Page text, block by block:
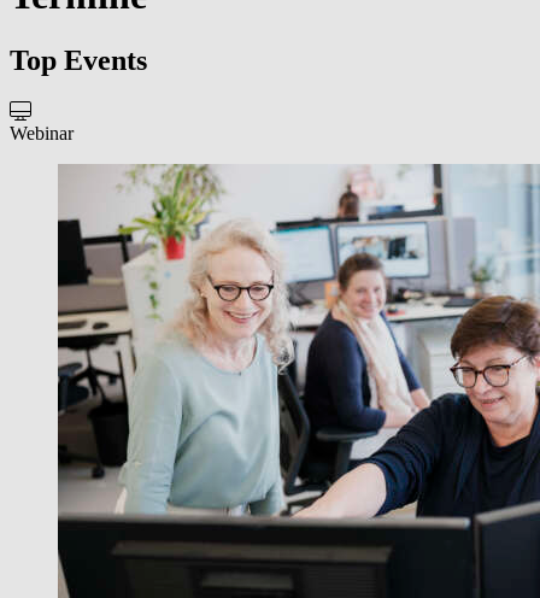
Top Events
Webinar